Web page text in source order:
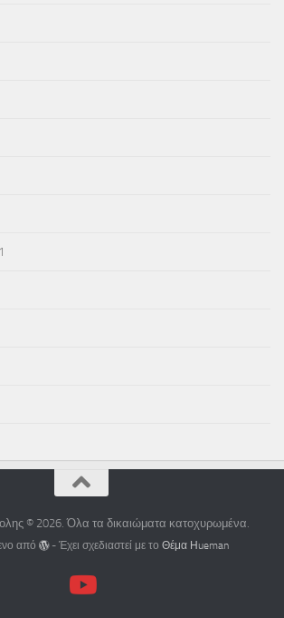
© 2026. Όλα τα δικαιώματα κατοχυρωμένα.
από - Έχει σχεδιαστεί με τοΘέμα Ηueman